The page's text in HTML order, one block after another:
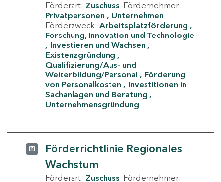
Förderart: Zuschuss Fördernehmer:
Privatpersonen
Unternehmen
Förderzweck: Arbeitsplatzförderung
Forschung, Innovation und Technologie
Investieren und Wachsen
Existenzgründung
Qualifizierung/Aus- und
Weiterbildung/Personal
Förderung
von Personalkosten
Investitionen in
Sachanlagen und Beratung
Unternehmensgründung
Förderrichtlinie Regionales
Wachstum
Förderart: Zuschuss Fördernehmer: